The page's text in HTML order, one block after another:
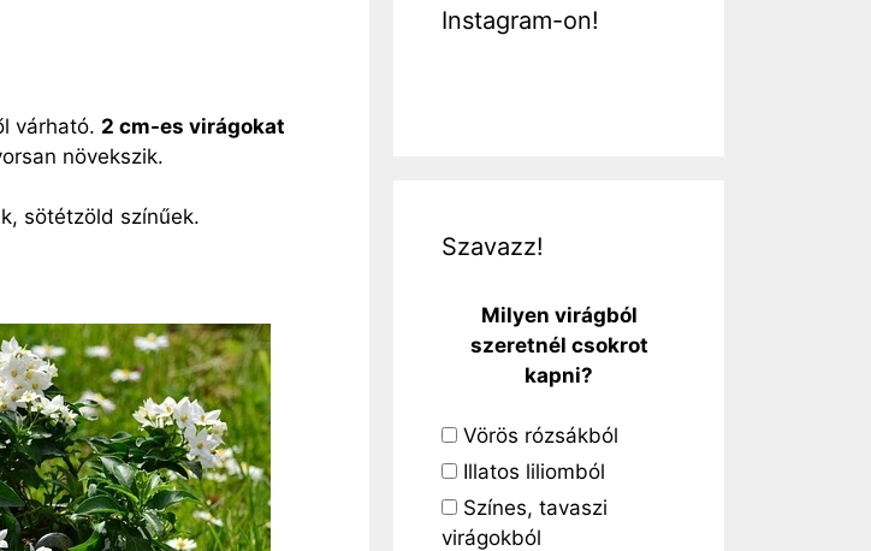
várható. 2 cm-es virágokat
növekszik.
sötétzöld színűek.
Instagram-on!
Szavazz!
Milyen virágból
szeretnél csokrot
kapni?
Vörös rózsákból
Illatos liliomból
Színes, tavaszi
virágokból